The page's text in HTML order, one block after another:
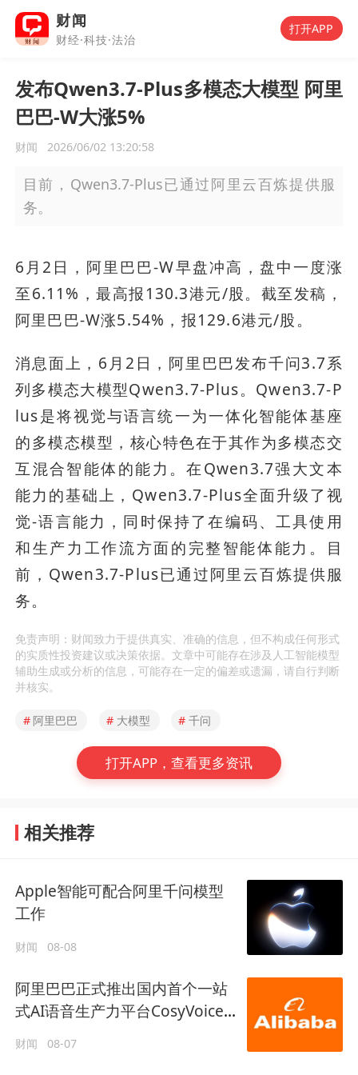
财闻
财经·科技·法治
打开APP
发布Qwen3.7-Plus多模态大模型 阿里
巴巴-W大涨5%
财闻 2026/06/02 13:20:58
目前，Qwen3.7-Plus已通过阿里云百炼提供服
务。
6月2日，阿里巴巴-W早盘冲高，盘中一度涨
至6.11%，最高报130.3港元/股。截至发稿，
阿里巴巴-W涨5.54%，报129.6港元/股。
消息面上，6月2日，阿里巴巴发布千问3.7系
列多模态大模型Qwen3.7-Plus。Qwen3.7-P
lus是将视觉与语言统一为一体化智能体基座
的多模态模型，核心特色在于其作为多模态交
互混合智能体的能力。在Qwen3.7强大文本
能力的基础上，Qwen3.7-Plus全面升级了视
觉-语言能力，同时保持了在编码、工具使用
和生产力工作流方面的完整智能体能力。目
前，Qwen3.7-Plus已通过阿里云百炼提供服
务。
免责声明：财闻致力于提供真实、准确的信息，但不构成任何形式
的实质性投资建议或决策依据。文章中可能存在涉及人工智能模型
辅助生成或分析的信息，可能存在一定的偏差或遗漏，请自行判断
并核实。
# 阿里巴巴 # 大模型 # 千问
打开APP，查看更多资讯
相关推荐
Apple智能可配合阿里千问模型
工作
财闻 08-08
阿里巴巴正式推出国内首个一站
式AI语音生产力平台CosyVoice
财闻 08-07